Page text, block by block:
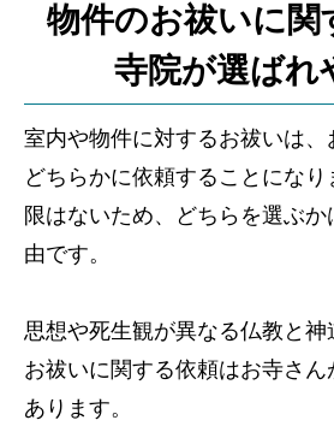
物件のお祓いに関
寺院が選ばれ
室内や物件に対するお祓いは
どちらかに依頼することになり
限はないため、どちらを選ぶか
由です。
思想や死生観が異なる仏教と
お祓いに関する依頼はお寺さ
あります。